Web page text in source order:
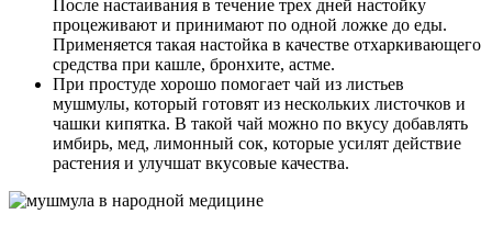
После настаивания в течение трех дней настойку
процеживают и принимают по одной ложке до еды.
Применяется такая настойка в качестве отхаркивающего
средства при кашле, бронхите, астме.
При простуде хорошо помогает чай из листьев
мушмулы, который готовят из нескольких листочков и
чашки кипятка. В такой чай можно по вкусу добавлять
имбирь, мед, лимонный сок, которые усилят действие
растения и улучшат вкусовые качества.